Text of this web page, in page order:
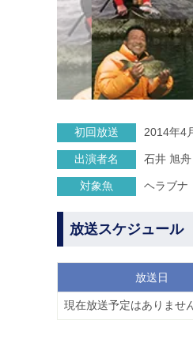
初回放送 2014年4
出演者名 石井 旭
対象魚 ヘラブナ
放送スケジュール
放送日
現在放送予定はありませ